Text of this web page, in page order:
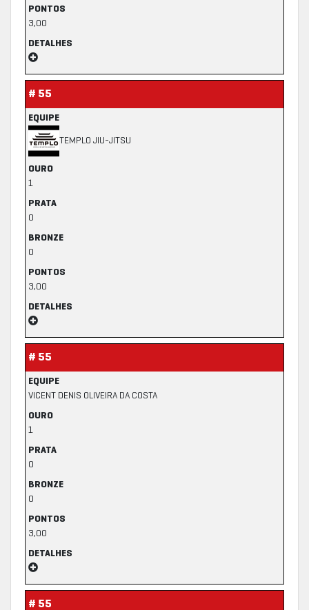
PONTOS
3,00
DETALHES
# 55
EQUIPE
TEMPLO JIU-JITSU
OURO
1
PRATA
0
BRONZE
0
PONTOS
3,00
DETALHES
# 55
EQUIPE
VICENT DENIS OLIVEIRA DA COSTA
OURO
1
PRATA
0
BRONZE
0
PONTOS
3,00
DETALHES
# 55